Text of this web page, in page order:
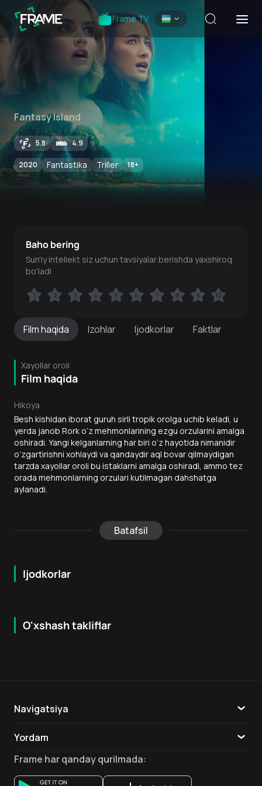
Frame TV
Fantasy Island
5.8 4.9
2020 Fantastika Triller 18+
Filmhaqida Izohlar Ijodkorlar Faktlar
Xayollar oroli
Film haqida
Hikoya
Besh kishidan iborat guruh sirli tropik orolga uchib keladi, u
yerda janob Rork o‘z mehmonlarining ezgu orzularini amalga
oshiradi. Yangi kelganlarning har biri o‘z hayotida nimanidir
o‘zgartirishni xohlaydi va qandaydir aql bovar qilmaydigan
tarzda xayollar oroli bu istaklarni amalga oshiradi, ammo tez
orada mehmonlarning orzulari kutilmagan dahshatga
aylanadi.
Batafsil
Ijodkorlar
Baho bering
Sun'iy intellekt siz uchun tavsiyalar berishda yaxshiroq
bo'ladi
1 2 3 4 5 6 7 8 9 10
1 2 3 4 5 6 7 8 9 10
O'xshash takliflar
16 + 7.9
Navigatsiya
Yordam
Aloqa
Ilovalar
Frame har qanday qurilmada: